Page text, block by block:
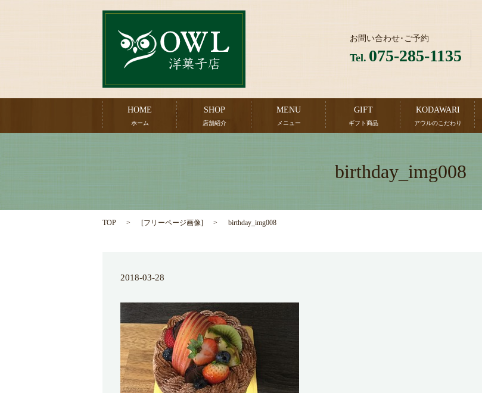
お問い合わせ･ご予約
Tel. 075-285-1135
HOME
ホーム
SHOP
店舗紹介
MENU
メニュー
GIFT
ギフト商品
KODAWARI
アウルのこだわり
birthday_img008
TOP [フリーページ画像] birthday_img008
2018-03-28